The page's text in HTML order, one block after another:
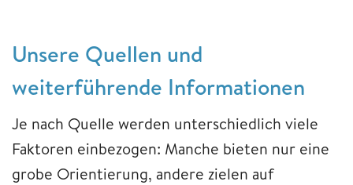
Unsere Quellen und
weiterführende Informationen
Je nach Quelle werden unterschiedlich viele
Faktoren einbezogen: Manche bieten nur eine
grobe Orientierung, andere zielen auf